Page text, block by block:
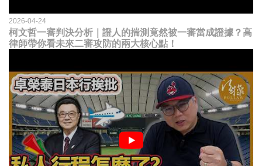
2026-04-24
柯文哲一審判決分析｜證人的揣測竟然被一審當成證據？高
律師帶你看未來二審攻防的兩大核心點！